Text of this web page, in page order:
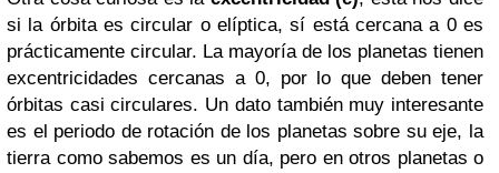
si la órbita es circular o elíptica, sí está cercana a 0 es
prácticamente circular. La mayoría de los planetas tienen
excentricidades cercanas a 0, por lo que deben tener
órbitas casi circulares. Un dato también muy interesante
es el periodo de rotación de los planetas sobre su eje, la
tierra como sabemos es un día, pero en otros planetas o